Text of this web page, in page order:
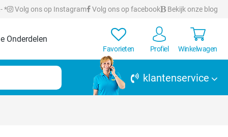
* Volg ons op Instagram Volg ons op facebook Bekijk onze blog
Onderdelen
Favorieten Profiel Winkelwagen
klantenservice